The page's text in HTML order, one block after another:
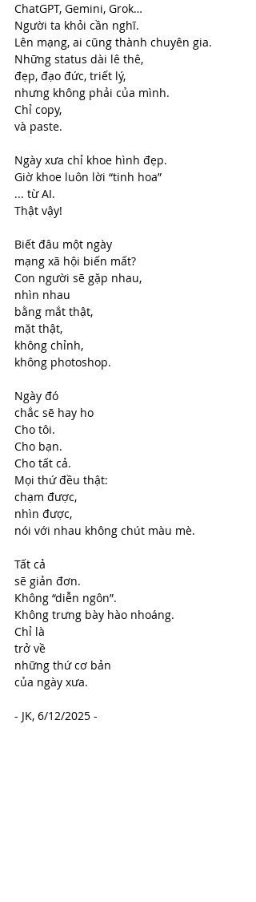
ChatGPT, Gemini, Grok…
Người ta khỏi cần nghĩ.
Lên mạng, ai cũng thành chuyên gia.
Những status dài lê thê,
đẹp, đạo đức, triết lý,
nhưng không phải của mình.
Chỉ copy,
và paste.
Ngày xưa chỉ khoe hình đẹp.
Giờ khoe luôn lời “tinh hoa”
... từ AI.
Thật vậy!
Biết đâu một ngày
mạng xã hội biến mất?
Con người sẽ gặp nhau,
nhìn nhau
bằng mắt thật,
mặt thật,
không chỉnh,
không photoshop.
Ngày đó
chắc sẽ hay ho
Cho tôi.
Cho bạn.
Cho tất cả.
Mọi thứ đều thật:
chạm được,
nhìn được,
nói với nhau không chút màu mè.
Tất cả
sẽ giản đơn.
Không “diễn ngôn”.
Không trưng bày hào nhoáng.
Chỉ là
trở về
những thứ cơ bản
của ngày xưa.
- JK, 6/12/2025 -